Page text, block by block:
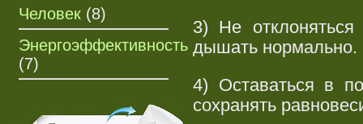
Человек (8)
Энергоэффективность
(7)
3) Не отклоняться
дышать нормально.
4) Оставаться в
сохранять